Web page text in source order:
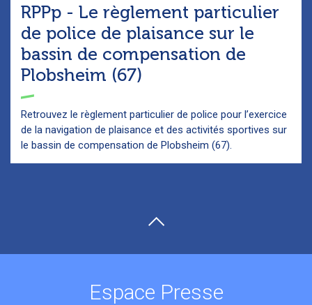
RPPp - Le règlement particulier
de police de plaisance sur le
bassin de compensation de
Plobsheim (67)
Retrouvez le règlement particulier de police pour l’exercice
de la navigation de plaisance et des activités sportives sur
le bassin de compensation de Plobsheim (67).
Espace Presse